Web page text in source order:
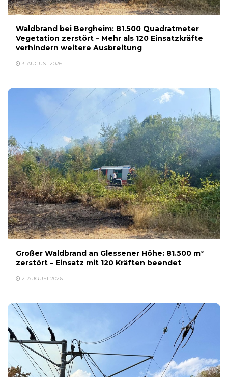
Waldbrand bei Bergheim: 81.500 Quadratmeter
Vegetation zerstört – Mehr als 120 Einsatzkräfte
verhindern weitere Ausbreitung
3. AUGUST 2026
Großer Waldbrand an Glessener Höhe: 81.500 m²
zerstört – Einsatz mit 120 Kräften beendet
2. AUGUST 2026